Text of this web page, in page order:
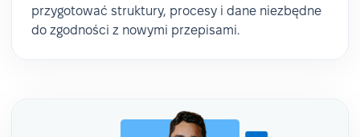
przygotować struktury, procesy i dane niezbędne
do zgodności z nowymi przepisami.